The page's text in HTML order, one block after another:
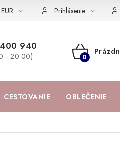
Spolupráca s influencermi
EUR Prihlásenie
940
- 20:00)
NÁKUPNÝ
CESTOVANIE OBLEČENIE